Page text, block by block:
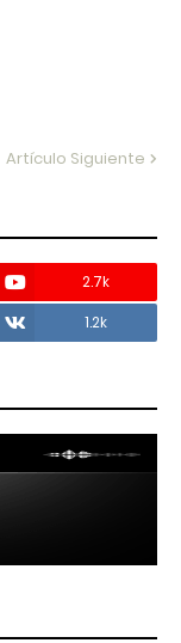
Artículo Siguiente
2.7k
1.2k